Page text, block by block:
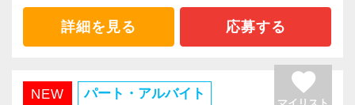
従業員がしたいことを実現し、お客様のお役に
立てるサービス提供を行える。
そんな好循環を生み出すためにも今後も色々な
取り組みを進めていきたいと考えています。
与えられた業務をこなすだけでなく、
「どうすればもっと良くなるか」を考え、行動
に移せること。
前後にスライドさせることができます。
「平日の朝に通院を済ませてから少し遅めに出
「朝は子供を保育園に送ってから出社する」
「資格取得のために専門学校の講義がある日
理士法人です。
おかげさまで、紹介や新規契約により【顧問法
人数を右肩上がりに増加】させ続けています。
業績好調による組織拡大と、メンバーの業務引
詳細を見る 応募する
NEW パート・アルバイト favorite